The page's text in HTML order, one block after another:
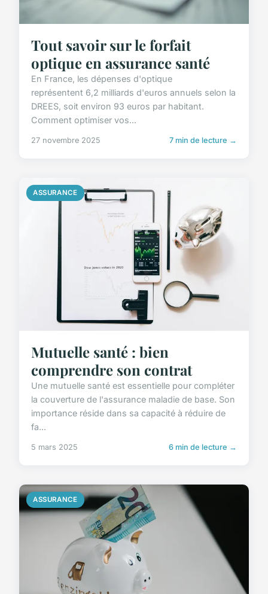
Tout savoir sur le forfait
optique en assurance santé
En France, les dépenses d'optique
représentent 6,2 milliards d'euros annuels selon la
DREES, soit environ 93 euros par habitant.
Comment optimiser vos...
27 novembre 2025 7 min de lecture →
ASSURANCE
Mutuelle santé : bien
comprendre son contrat
Une mutuelle santé est essentielle pour compléter
la couverture de l'assurance maladie de base. Son
importance réside dans sa capacité à réduire de
fa...
5 mars 2025 6 min de lecture →
ASSURANCE